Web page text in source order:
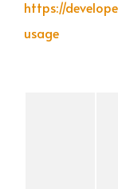
https://
usage